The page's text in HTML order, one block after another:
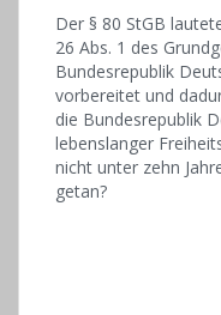
Der § 80 StGB
26 Abs. 1 des
Bundesrepublik
vorbereitet und
die Bundesrepublik
lebenslanger
nicht unter zehn
getan?